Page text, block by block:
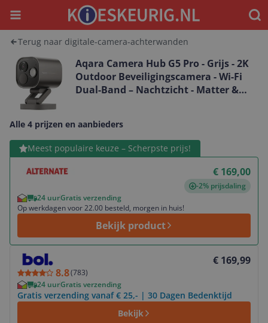
Menu
Terug naar digitale-camera-achterwanden
Aqara Camera Hub G5 Pro - Grijs - 2K
Outdoor Beveiligingscamera - Wi-Fi
Dual-Band – Nachtzicht - Matter &
Alle 4 prijzen en aanbieders
Meest populaire keuze – Scherpste prijs!
€ 169,00
-2% prijsdaling
24 uurGratis verzending
Op werkdagen voor 22.00 besteld, morgen in huis!
Bekijk product
Bekijk product
8.8(783)
€ 169,99
24 uurGratis verzending
Gratis verzending vanaf € 25,- | 30 Dagen Bedenktijd
Bekijk
Bekijk product